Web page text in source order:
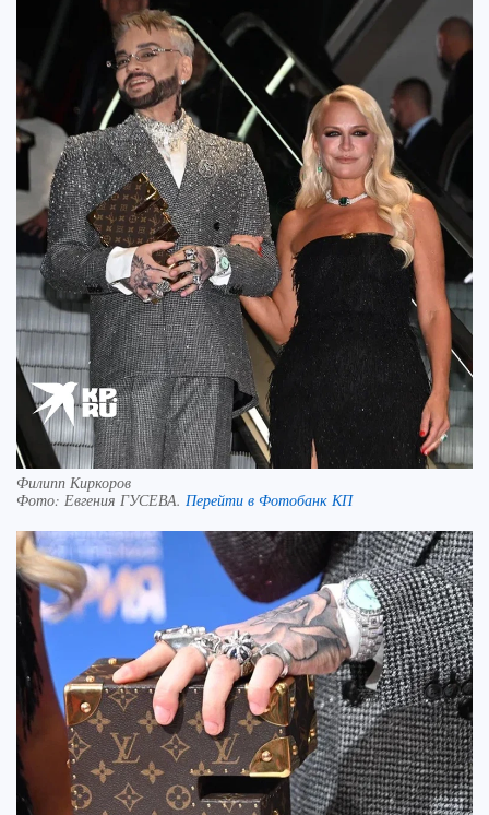
Филипп Киркоров
Фото: Евгения ГУСЕВА. Перейти в Фотобанк КП